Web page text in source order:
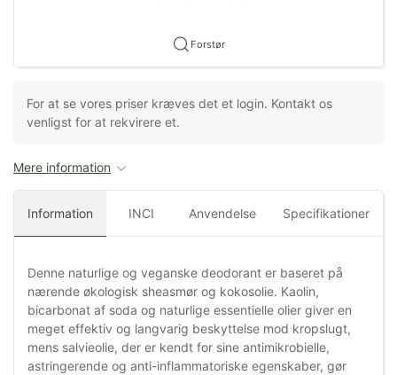
Forstør
For at se vores priser kræves det et login. Kontakt os
venligst for at rekvirere et.
Mere information
Information INCI Anvendelse Specifikationer
Denne naturlige og veganske deodorant er baseret på
nærende økologisk sheasmør og kokosolie. Kaolin,
bicarbonat af soda og naturlige essentielle olier giver en
meget effektiv og langvarig beskyttelse mod kropslugt,
mens salvieolie, der er kendt for sine antimikrobielle,
astringerende og anti-inflammatoriske egenskaber, gør